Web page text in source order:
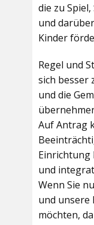
die zu
und
Kinder
Regel und
sich besser
und die
Auf Antrag
Einrichtung
und
Wenn Sie
und unsere
möchten,